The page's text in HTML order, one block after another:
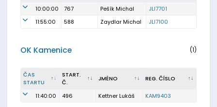
10:00:00 767 Pešík Michal
JLI7701
11:55:00
588 Zaydlar Michal JLI7100
OK Kamenice (1)
ČAS
STARTU
START.
Č.
JMÉNO REG. ČÍSLO
11:40:00 496 Kettner Lukáš KAM9403